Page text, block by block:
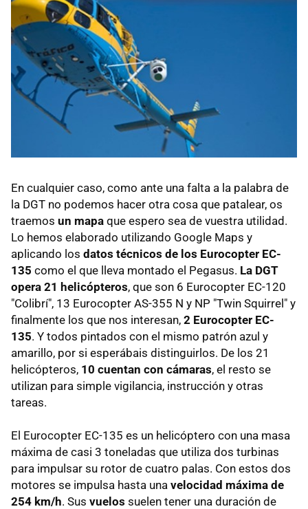
En cualquier caso, como ante una falta a la palabra de
la DGT no podemos hacer otra cosa que patalear, os
traemos un mapa que espero sea de vuestra utilidad.
Lo hemos elaborado utilizando Google Maps y
aplicando los datos técnicos de los Eurocopter EC-
135 como el que lleva montado el Pegasus. La DGT
opera 21 helicópteros, que son 6 Eurocopter EC-120
"Colibrí", 13 Eurocopter AS-355 N y NP "Twin Squirrel" y
finalmente los que nos interesan, 2 Eurocopter EC-
135. Y todos pintados con el mismo patrón azul y
amarillo, por si esperábais distinguirlos. De los 21
helicópteros, 10 cuentan con cámaras, el resto se
utilizan para simple vigilancia, instrucción y otras
tareas.
El Eurocopter EC-135 es un helicóptero con una masa
máxima de casi 3 toneladas que utiliza dos turbinas
para impulsar su rotor de cuatro palas. Con estos dos
motores se impulsa hasta una velocidad máxima de
254 km/h. Sus vuelos suelen tener una duración de